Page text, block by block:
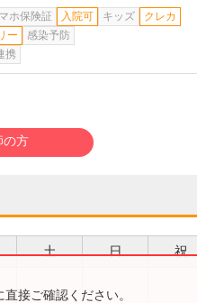
ホ保険証 入院可 キッズ
クレカ
ー
感染予防
携
の方
土 日 祝
接ご確認ください。